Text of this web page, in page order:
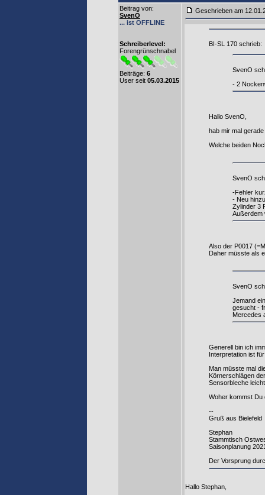
Beitrag von:
SvenO
... ist OFFLINE
Schreiberlevel:
Forengrünschnabel
Beiträge: 6
User seit 05.03.2015
Geschrieben am
BI-SL 170 schrieb:
SvenO
- 2
Hallo SvenO,
hab mir mal
Welche beiden
SvenO
-Fehler
- Neu
Zylinder 3
Außerdem
Also der P0017
Daher müsste als
SvenO
Jemand
gesucht -
Mercedes
Generell bin ich
Interpretation ist
Man müsste mal
Körnerschlägen
Sensorbleche
Woher kommst Du
--
Gruß aus Bielefeld
Stephan
Stammtisch
Saisonplanung
Der Vorsprung
Hallo Stephan,